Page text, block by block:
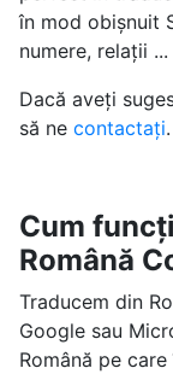
în mod obișnuit
numere, relații
Dacă aveți
să ne contactați.
Cum
Română
Traducem din
Google sau
Română pe